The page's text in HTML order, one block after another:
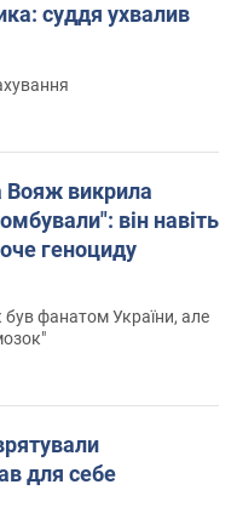
суддя ухвалив
Вояж викрила
він навіть
геноциду
фанатом України, але
для себе